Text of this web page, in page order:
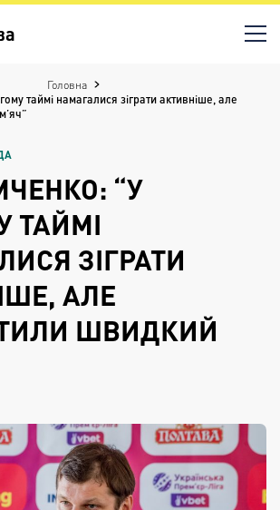
Головна
таймі намагалися зіграти активніше, але
“У
ТАЙМІ
ЗІГРАТИ
АЛЕ
ШВИДКИЙ